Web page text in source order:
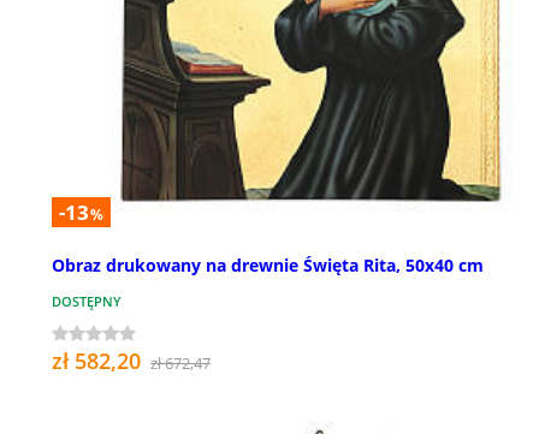
-13%
Obraz drukowany na drewnie Święta Rita, 50x40 cm
DOSTĘPNY
zł 582,20 zł 672,47